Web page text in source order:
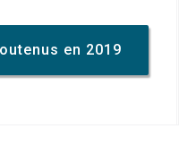
en 2019